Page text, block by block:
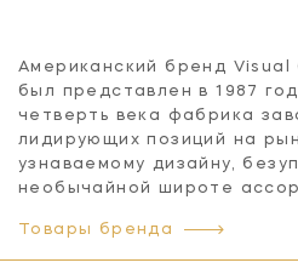
Американский бренд
был представлен в 1987
четверть века фабрика
лидирующих позиций на
узнаваемому дизайну,
необычайной широте
Товары бренда